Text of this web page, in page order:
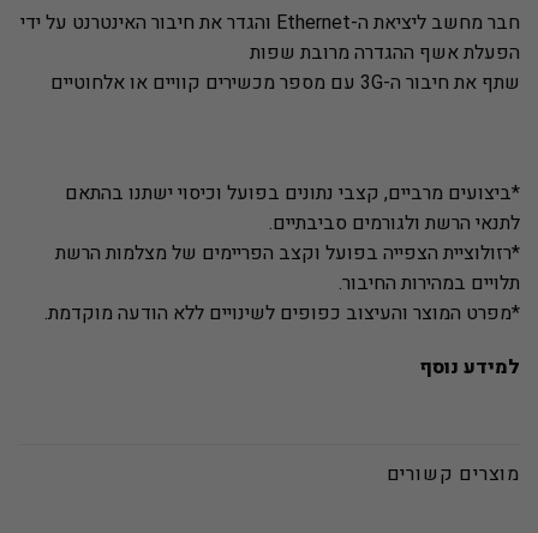
חבר מחשב ליציאת ה-Ethernet והגדר את חיבור האינטרנט על ידי
הפעלת אשף ההגדרה מרובת שפות
שתף את חיבור ה-3G עם מספר מכשירים קוויים או אלחוטיים
*ביצועים מרביים, קצבי נתונים בפועל וכיסוי ישתנו בהתאם
לתנאי הרשת ולגורמים סביבתיים.
*רזולוציית הצפייה בפועל וקצב הפריימים של מצלמות הרשת
תלויים במהירות החיבור.
*מפרט המוצר והעיצוב כפופים לשינויים ללא הודעה מוקדמת.
למידע נוסף
מוצרים קשורים